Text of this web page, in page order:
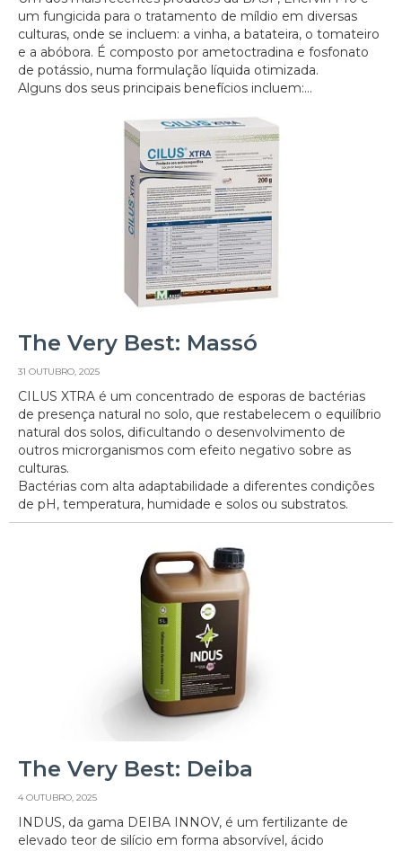
um fungicida para o tratamento de míldio em diversas
culturas, onde se incluem: a vinha, a batateira, o tomateiro
e a abóbora. É composto por ametoctradina e fosfonato
de potássio, numa formulação líquida otimizada.
Alguns dos seus principais benefícios incluem:...
The Very Best: Massó
31 OUTUBRO, 2025
CILUS XTRA é um concentrado de esporas de bactérias
de presença natural no solo, que restabelecem o equilíbrio
natural dos solos, dificultando o desenvolvimento de
outros microrganismos com efeito negativo sobre as
culturas.
Bactérias com alta adaptabilidade a diferentes condições
de pH, temperatura, humidade e solos ou substratos.
The Very Best: Deiba
4 OUTUBRO, 2025
INDUS, da gama DEIBA INNOV, é um fertilizante de
elevado teor de silício em forma absorvível, ácido